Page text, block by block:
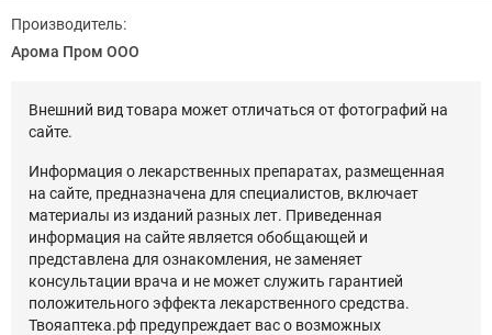
Производитель:
Арома Пром ООО
Внешний вид товара может отличаться от фотографий на
сайте.
Информация о лекарственных препаратах, размещенная
на сайте, предназначена для специалистов, включает
материалы из изданий разных лет. Приведенная
информация на сайте является обобщающей и
представлена для ознакомления, не заменяет
консультации врача и не может служить гарантией
положительного эффекта лекарственного средства.
Твояаптека.рф предупреждает вас о возможных